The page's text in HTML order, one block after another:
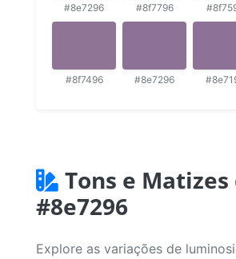
#8e7296 #8f7796
#8f7496 #8e7296
Tons e Matizes
#8e7296
Explore as variações de